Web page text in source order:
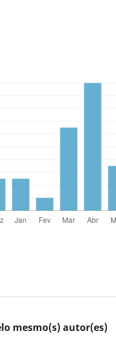
mesmo(s) autor(es)